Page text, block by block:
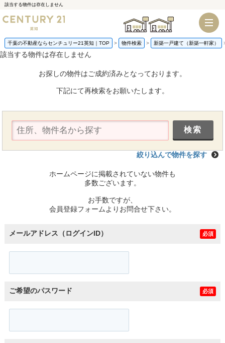
該当する物件は存在しません
千葉店 船橋店
千葉の不動産ならセンチュリー21英知｜TOP 物件検索 新築一戸建て（新築一軒家）
該当する物件は存在しません
お探しの物件はご成約済みとなっております。
下記にて再検索をお願いたします。
絞り込んで物件を探す
ホームページに掲載されていない物件も
多数ございます。
お手数ですが、
会員登録フォームよりお問合せ下さい。
メールアドレス（ログインID） 必須
ご希望のパスワード 必須